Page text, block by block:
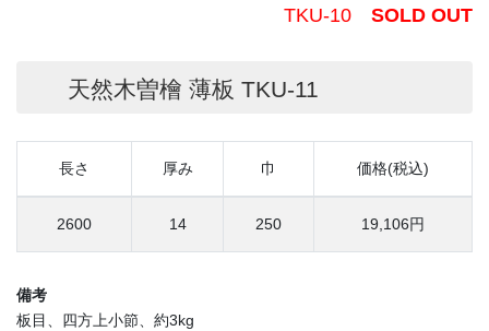
TKU-10 SOLD OUT
天然木曽檜 薄板 TKU-11
長さ 厚み 巾 価格(税込)
2600 14 250 19,106円
備考
板目、四方上小節、約3kg